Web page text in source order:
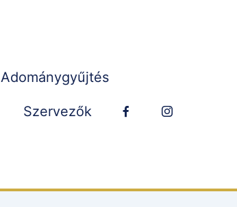
Adománygyűjtés
Szervezők